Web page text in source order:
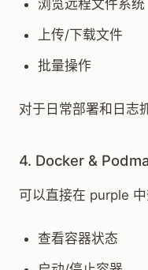
浏览远程文件系统
上传/下载文件
批量操作
对于日常部署和日志
4. Docker &
可以直接在 purple 中
查看容器状态